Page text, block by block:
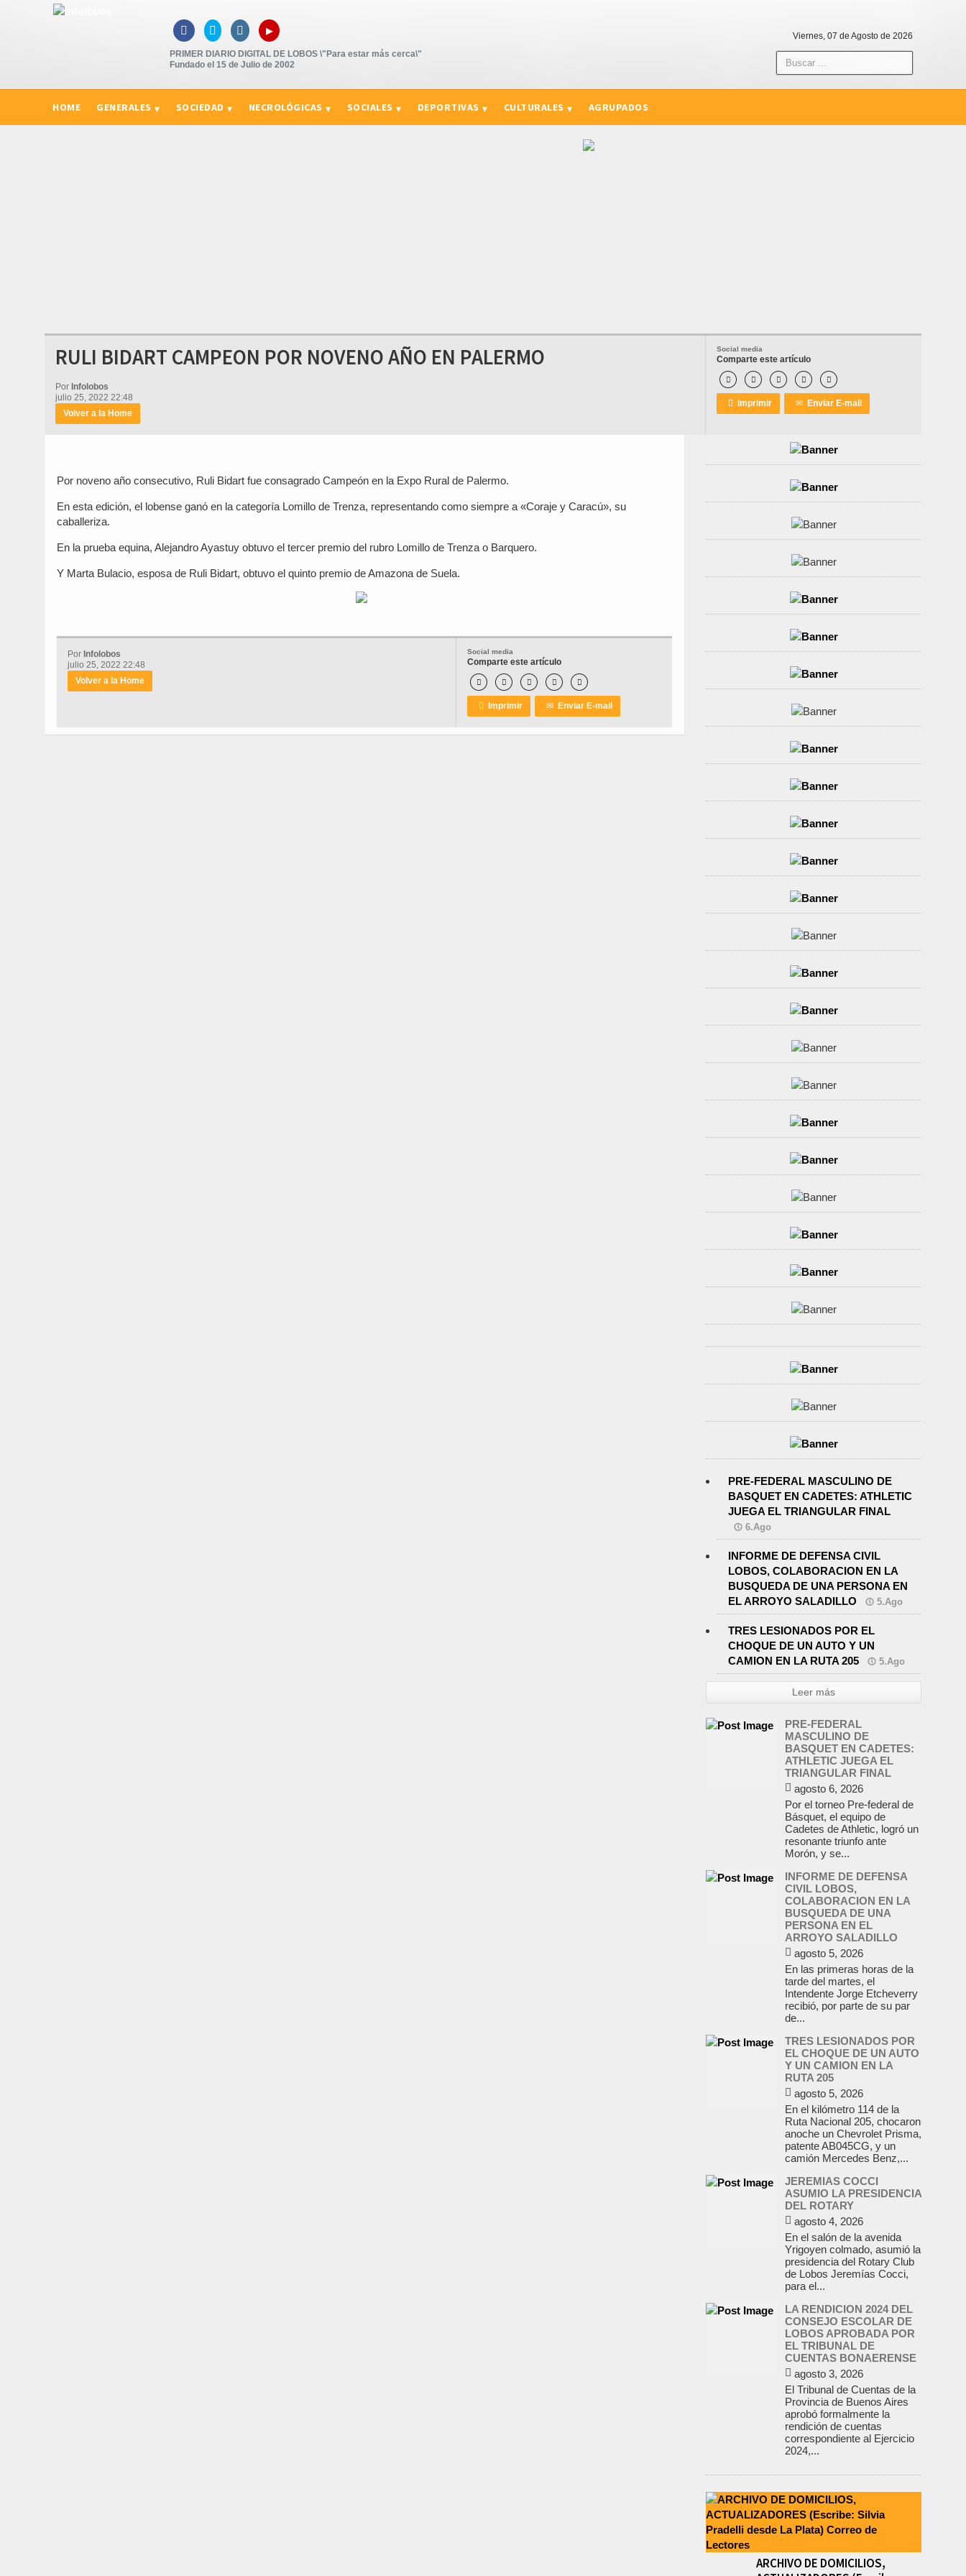
   ▸
PRIMER DIARIO DIGITAL DE LOBOS \"Para estar más cerca\"
Fundado el 15 de Julio de 2002
Viernes, 07 de Agosto de 2026
HOME GENERALES SOCIEDAD NECROLÓGICAS SOCIALES DEPORTIVAS CULTURALES AGRUPADOS
Social media
Comparte este artículo
    
 Imprimir ✉ Enviar E-mail
RULI BIDART CAMPEON POR NOVENO AÑO EN PALERMO
Por Infolobos
julio 25, 2022 22:48
Volver a la Home
Por noveno año consecutivo, Ruli Bidart fue consagrado Campeón en la Expo Rural de Palermo.
En esta edición, el lobense ganó en la categoría Lomillo de Trenza, representando como siempre a «Coraje y Caracú», su
caballeriza.
En la prueba equina, Alejandro Ayastuy obtuvo el tercer premio del rubro Lomillo de Trenza o Barquero.
Y Marta Bulacio, esposa de Ruli Bidart, obtuvo el quinto premio de Amazona de Suela.
Social media
Comparte este artículo
    
 Imprimir ✉ Enviar E-mail
Por Infolobos
julio 25, 2022 22:48
Volver a la Home
PRE-FEDERAL MASCULINO DE
BASQUET EN CADETES: ATHLETIC
JUEGA EL TRIANGULAR FINAL
6.Ago
INFORME DE DEFENSA CIVIL
LOBOS, COLABORACION EN LA
BUSQUEDA DE UNA PERSONA EN
EL ARROYO SALADILLO
5.Ago
TRES LESIONADOS POR EL
CHOQUE DE UN AUTO Y UN
CAMION EN LA RUTA 205
5.Ago
Leer más
PRE-FEDERAL
MASCULINO DE
BASQUET EN CADETES:
ATHLETIC JUEGA EL
TRIANGULAR FINAL
agosto 6, 2026
Por el torneo Pre-federal de
Básquet, el equipo de
Cadetes de Athletic, logró un
resonante triunfo ante
Morón, y se...
INFORME DE DEFENSA
CIVIL LOBOS,
COLABORACION EN LA
BUSQUEDA DE UNA
PERSONA EN EL
ARROYO SALADILLO
agosto 5, 2026
En las primeras horas de la
tarde del martes, el
Intendente Jorge Etcheverry
recibió, por parte de su par
de...
TRES LESIONADOS POR
EL CHOQUE DE UN AUTO
Y UN CAMION EN LA
RUTA 205
agosto 5, 2026
En el kilómetro 114 de la
Ruta Nacional 205, chocaron
anoche un Chevrolet Prisma,
patente AB045CG, y un
camión Mercedes Benz,...
JEREMIAS COCCI
ASUMIO LA PRESIDENCIA
DEL ROTARY
agosto 4, 2026
En el salón de la avenida
Yrigoyen colmado, asumió la
presidencia del Rotary Club
de Lobos Jeremías Cocci,
para el...
LA RENDICION 2024 DEL
CONSEJO ESCOLAR DE
LOBOS APROBADA POR
EL TRIBUNAL DE
CUENTAS BONAERENSE
agosto 3, 2026
El Tribunal de Cuentas de la
Provincia de Buenos Aires
aprobó formalmente la
rendición de cuentas
correspondiente al Ejercicio
2024,...
ARCHIVO DE DOMICILIOS,